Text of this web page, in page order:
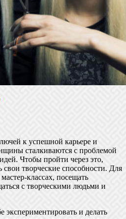
к успешной карьере и
сталкиваются с проблемой
Чтобы пройти через это,
свои творческие способности. Для
классах, посещать
с творческими людьми и
экспериментировать и делать